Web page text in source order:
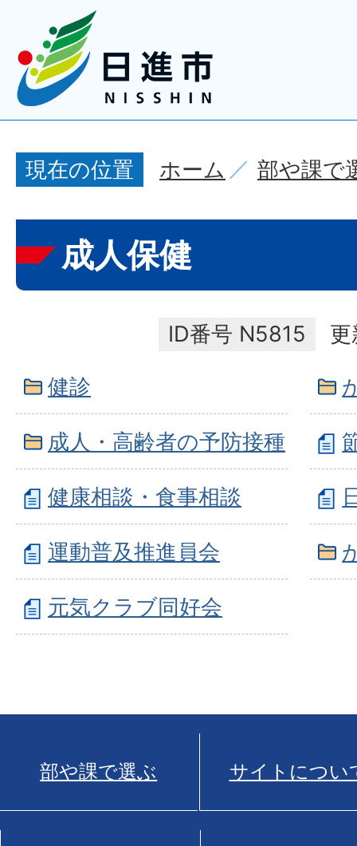
現在の位置 ホーム 部や課で
成人保健
ID番号 N5815
健診
成人・高齢者の予防接種
健康相談・食事相談
運動普及推進員会
元気クラブ同好会
部や課で選ぶ サイトについ